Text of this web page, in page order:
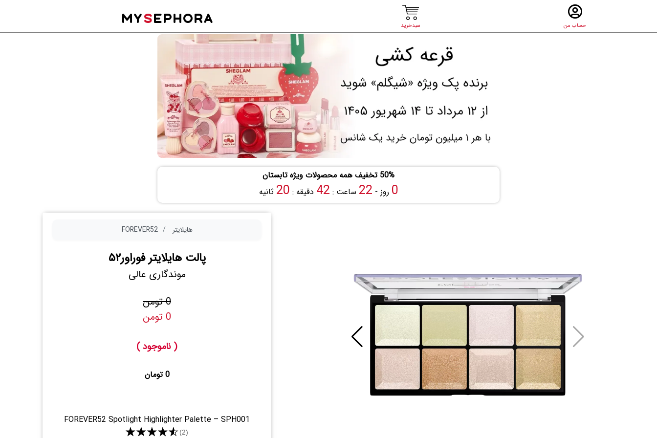
حساب من سبدخرید
MYSEPHORA
50% تخفیف همه محصولات ویژه تابستان
0 روز - 22 ساعت : 42 دقیقه : 19 ثانیه
هایلایتر FOREVER52
پالت هایلایتر فوراور۵۲
موندگاری عالی
0 تومن
0 تومن
( ناموجود )
0 تومان
FOREVER52 Spotlight Highlighter Palette – SPH001
★★★★★(2)